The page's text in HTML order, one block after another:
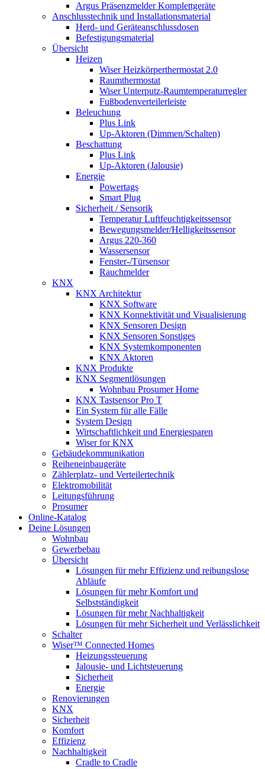
Argus Präsenzmelder Komplettgeräte
Anschlusstechnik und Installationsmaterial
Herd- und Geräteanschlussdosen
Befestigungsmaterial
Übersicht
Heizen
Wiser Heizkörperthermostat 2.0
Raumthermostat
Wiser Unterputz-Raumtemperaturregler
Fußbodenverteilerleiste
Beleuchung
Plus Link
Up-Aktoren (Dimmen/Schalten)
Beschattung
Plus Link
Up-Aktoren (Jalousie)
Energie
Powertags
Smart Plug
Sicherheit / Sensorik
Temperatur Luftfeuchtigkeitssensor
Bewegungsmelder/Helligkeitssensor
Argus 220-360
Wassersensor
Fenster-/Türsensor
Rauchmelder
KNX
KNX Architektur
KNX Software
KNX Konnektivität und Visualisierung
KNX Sensoren Design
KNX Sensoren Sonstiges
KNX Systemkomponenten
KNX Aktoren
KNX Produkte
KNX Segmentlösungen
Wohnbau Prosumer Home
KNX Tastsensor Pro T
Ein System für alle Fälle
System Design
Wirtschaftlichkeit und Energiesparen
Wiser for KNX
Gebäudekommunikation
Reiheneinbaugeräte
Zählerplatz- und Verteilertechnik
Elektromobilität
Leitungsführung
Prosumer
Online-Katalog
Deine Lösungen
Wohnbau
Gewerbebau
Übersicht
Lösungen für mehr Effizienz und reibungslose
Abläufe
Lösungen für mehr Komfort und
Selbstständigkeit
Lösungen für mehr Nachhaltigkeit
Lösungen für mehr Sicherheit und Verlässlichkeit
Schalter
Wiser™ Connected Homes
Heizungssteuerung
Jalousie- und Lichtsteuerung
Sicherheit
Energie
Renovierungen
KNX
Sicherheit
Komfort
Effizienz
Nachhaltigkeit
Cradle to Cradle